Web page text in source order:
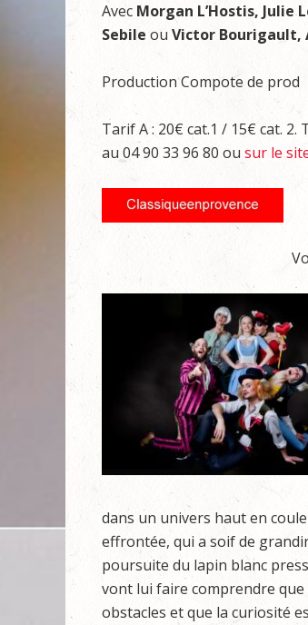
Avec Morgan L’Hostis, Julie
Sebile ou Victor Bourigault,
Production Compote de prod
Tarif A : 20€ cat.1 / 15€ cat. 2.
au 04 90 33 96 80 ousur le
dans un univers haut en
effrontée, qui a soif de
poursuite du lapin blanc
vont lui faire comprendre que
obstacles et que la curiosité